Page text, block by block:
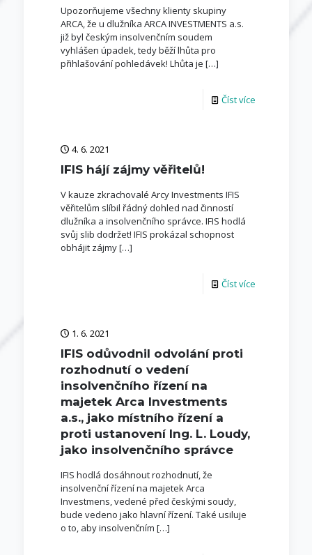
Upozorňujeme všechny klienty skupiny
ARCA, že u dlužníka ARCA INVESTMENTS a.s.
již byl českým insolvenčním soudem
vyhlášen úpadek, tedy běží lhůta pro
přihlašování pohledávek! Lhůta je […]
Číst více
4. 6. 2021
IFIS hájí zájmy věřitelů!
V kauze zkrachovalé Arcy Investments IFIS
věřitelům slíbil řádný dohled nad činností
dlužníka a insolvenčního správce. IFIS hodlá
svůj slib dodržet! IFIS prokázal schopnost
obhájit zájmy[…]
Číst více
1. 6. 2021
IFIS odůvodnil odvolání proti
rozhodnutí o vedení
insolvenčního řízení na
majetek Arca Investments
a.s., jako místního řízení a
proti ustanovení Ing. L. Loudy,
jako insolvenčního správce
IFIS hodlá dosáhnout rozhodnutí, že
insolvenční řízení na majetek Arca
Investmens, vedené před českými soudy,
bude vedeno jako hlavní řízení. Také usiluje
o to, aby insolvenčním […]